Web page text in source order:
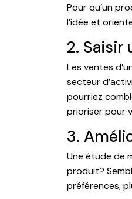
Pour qu’un
l’idée et
2. Saisir
Les ventes
secteur
pourriez
prioriser pour
3.
Une étude de
produit?
préférences,